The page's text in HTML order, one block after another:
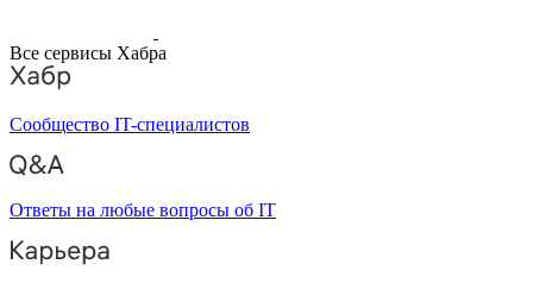
Все сервисы Хабра
Сообщество IT-специалистов
Ответы на любые вопросы об IT